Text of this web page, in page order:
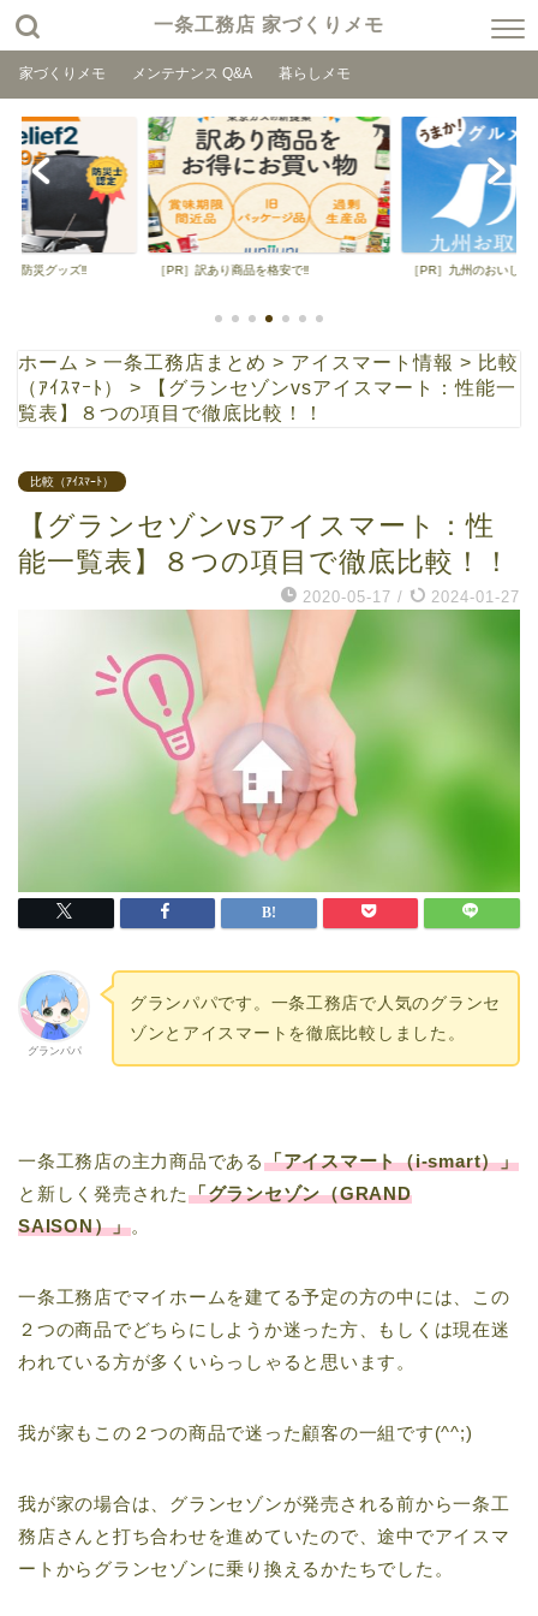
一条工務店 家づくりメモ
家づくりメモ メンテナンス Q&A 暮らしメモ
の防災グッズ‼ ［PR］訳あり商品を格安で‼ ［PR］九州のおいしい
ホーム > 一条工務店まとめ > アイスマート情報 > 比較
（ｱｲｽﾏｰﾄ）
>
【グランセゾンvsアイスマート：性能一
覧表】８つの項目で徹底比較！！
比較（ｱｲｽﾏｰﾄ）
【グランセゾンvsアイスマート：性
能一覧表】８つの項目で徹底比較！！
2020-05-17 / 2024-01-27
グランパパ
グランパパです。一条工務店で人気のグランセ
ゾンとアイスマートを徹底比較しました。
一条工務店の主力商品である「アイスマート（i-smart）」
と新しく発売された「グランセゾン（GRAND
SAISON）」。
一条工務店でマイホームを建てる予定の方の中には、この
２つの商品でどちらにしようか迷った方、もしくは現在迷
われている方が多くいらっしゃると思います。
我が家もこの２つの商品で迷った顧客の一組です(^^;)
我が家の場合は、グランセゾンが発売される前から一条工
務店さんと打ち合わせを進めていたので、途中でアイスマ
ートからグランセゾンに乗り換えるかたちでした。